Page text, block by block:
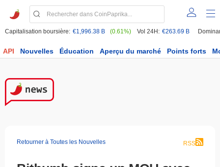
Capitalisation boursière: €1,996.38 B (0.61%) Vol 24H: €263.69 B
API Nouvelles Éducation Aperçu du marché Points forts
Retourner à Toutes les Nouvelles RSS